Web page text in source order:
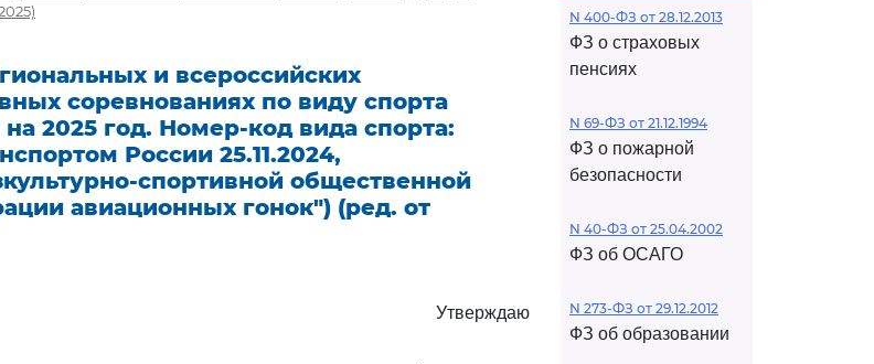
и всероссийских
соревнованиях по виду спорта
2025 год. Номер-код вида спорта:
России 25.11.2024,
спортивной общественной
авиационных гонок") (ред. от
Утверждаю
N 400-ФЗ от 28.12.2013
ФЗ о страховых
пенсиях
N 69-ФЗ от 21.12.1994
ФЗ о пожарной
безопасности
N 40-ФЗ от 25.04.2002
ФЗ об ОСАГО
N 273-ФЗ от 29.12.2012
ФЗ об образовании